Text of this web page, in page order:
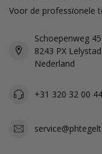
Voor de professionele
Schoepenweg 45
8243 PX Lelystad
Nederland
+31 320 32 00 44